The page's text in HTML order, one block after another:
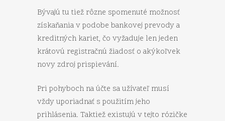
Bývajú tu tiež rôzne spomenuté možnosť
získaňania v podobe bankovej prevody a
kreditných kariet, čo vyžaduje len jeden
krátovú registračnú žiadosť o akýkoľvek
novy zdroj prispievání.
Pri pohyboch na účte sa užívateľ musí
vždy uporiadnať s použitím jeho
prihlásenia. Taktiež existujú v tejto rózičke